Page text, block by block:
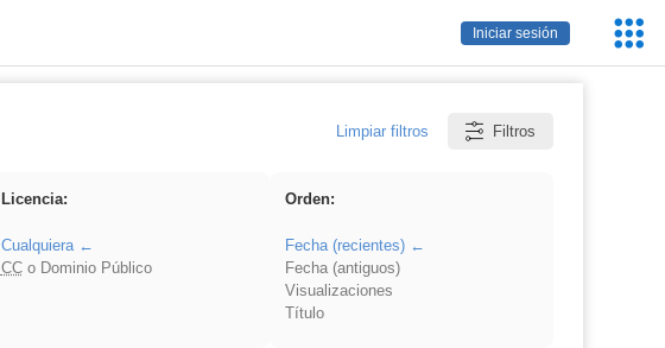
Iniciar sesión
Limpiar filtros Filtros
Licencia:
Cualquiera
CCo Dominio Público
Orden:
Fecha (recientes)
Fecha (antiguos)
Visualizaciones
Título